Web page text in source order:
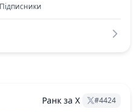
Підписники
Ранк за X #4424